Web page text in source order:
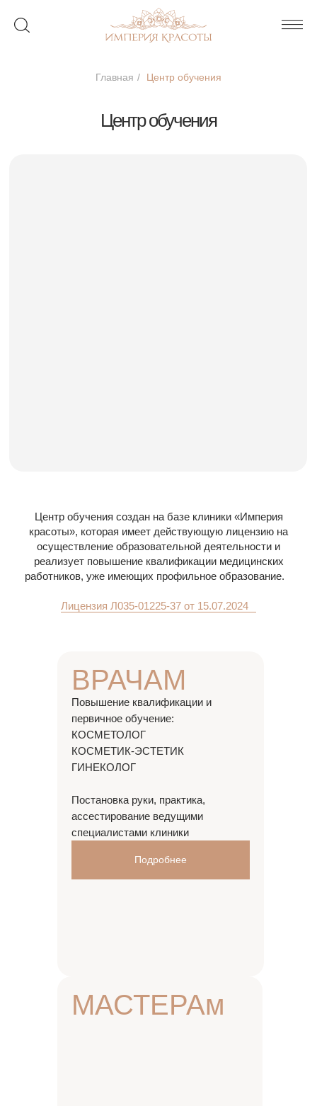
Главная / Центр обучения
Центр обучения
Центр обучения создан на базе клиники «Империя
красоты», которая имеет действующую лицензию на
осуществление образовательной деятельности и
реализует повышение квалификации медицинских
работников, уже имеющих профильное образование.⁣⁣⠀
Лицензия Л035-01225-37 от 15.07.2024⁣⁣⠀
ВРАЧАМ
Повышение квалификации и
первичное обучение:
КОСМЕТОЛОГ
КОСМЕТИК-ЭСТЕТИК
ГИНЕКОЛОГ
Постановка руки, практика,
ассестирование ведущими
специалистами клиники
Подробнее
МАСТЕРАм